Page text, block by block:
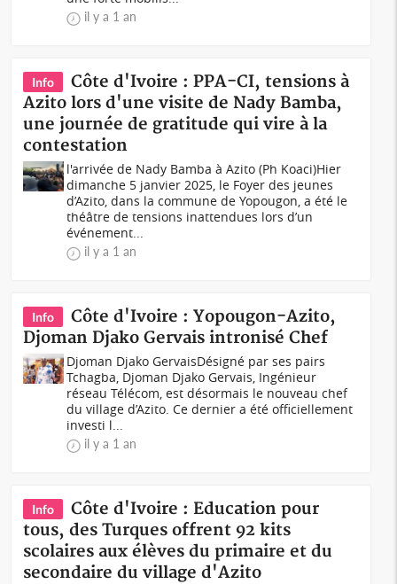
il y a 1 an
Info
Côte d'Ivoire : PPA-CI, tensions à
Azito lors d'une visite de Nady Bamba,
une journée de gratitude qui vire à la
contestation
l'arrivée de Nady Bamba à Azito (Ph Koaci)Hier
dimanche 5 janvier 2025, le Foyer des jeunes
d’Azito, dans la commune de Yopougon, a été le
théâtre de tensions inattendues lors d’un
événement...
il y a 1 an
Info
Côte d'Ivoire : Yopougon-Azito,
Djoman Djako Gervais intronisé Chef
Djoman Djako GervaisDésigné par ses pairs
Tchagba, Djoman Djako Gervais, Ingénieur
réseau Télécom, est désormais le nouveau chef
du village d’Azito. Ce dernier a été officiellement
investi l...
il y a 1 an
Info
Côte d'Ivoire : Education pour
tous, des Turques offrent 92 kits
scolaires aux élèves du primaire et du
secondaire du village d'Azito